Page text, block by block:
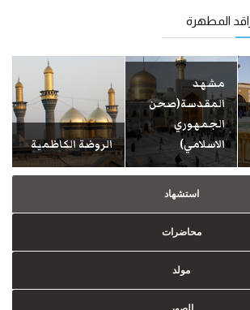
المطهرة
مشهد
المقدسة(صحن
الجمهوري
الاسلامي)
الروضة الكاظمية
استشهاد
محاضرات
مولد